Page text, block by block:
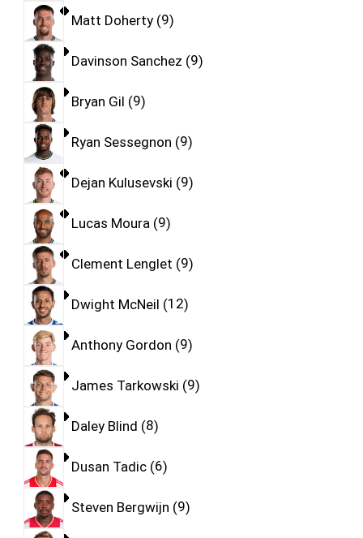
Matt Doherty 9
Davinson Sanchez 9
Bryan Gil 9
Ryan Sessegnon 9
Dejan Kulusevski 9
Lucas Moura 9
Clement Lenglet 9
Dwight McNeil 12
Anthony Gordon 9
James Tarkowski 9
Daley Blind 8
Dusan Tadic 6
Steven Bergwijn 9